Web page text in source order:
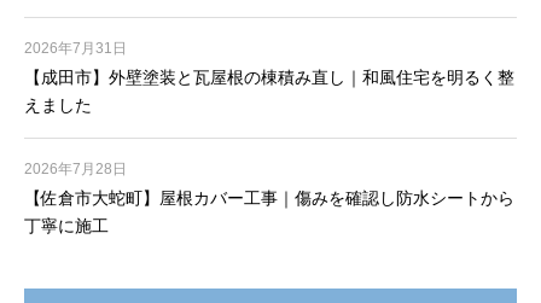
【成田市】外壁塗装と瓦屋根の棟積み直し｜和風住宅を明るく整
えました
2026年7月31日
【佐倉市大蛇町】屋根カバー工事｜傷みを確認し防水シートから
丁寧に施工
2026年7月28日